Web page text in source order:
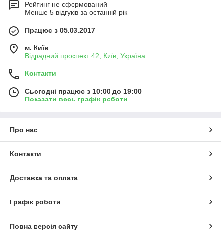
Рейтинг не сформований
Менше 5 відгуків за останній рік
Працює з 05.03.2017
м. Київ
Відрадний проспект 42, Київ, Україна
Контакти
Сьогодні працює з 10:00 до 19:00
Показати весь графік роботи
Про нас
Контакти
Доставка та оплата
Графік роботи
Повна версія сайту